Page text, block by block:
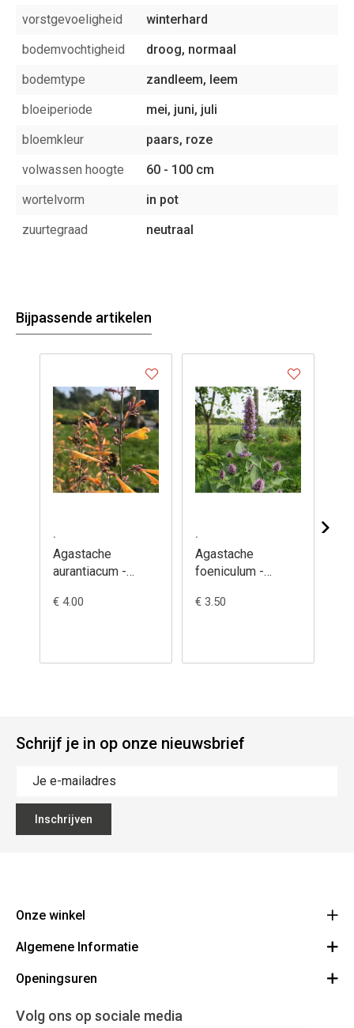
vorstgevoeligheid
winterhard
bodemvochtigheid
droog, normaal
bodemtype
zandleem, leem
bloeiperiode
mei, juni, juli
bloemkleur
paars, roze
volwassen hoogte
60 - 100 cm
wortelvorm
in pot
zuurtegraad
neutraal
Bijpassende artikelen
.
Agastache
aurantiacum -
€ 4.00
.
Agastache
foeniculum -
Anijshyssop
€ 3.50
Schrijf je in op onze nieuwsbrief
Inschrijven
Onze winkel
Ecoflora
1500 Halle
32(0)2.361.77.61
Algemene Informatie
Vacatures
Openingsuren
Maandag : gesloten
Volg ons op sociale media